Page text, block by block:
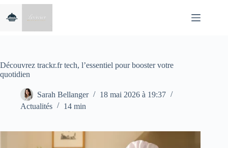
contenu
Découvrez trackr.fr tech, l’essentiel pour booster votre
quotidien
Sarah Bellanger
18 mai 2026 à 19:37
Actualités
14 min